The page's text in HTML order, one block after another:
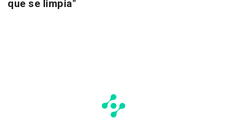
que se limpia"